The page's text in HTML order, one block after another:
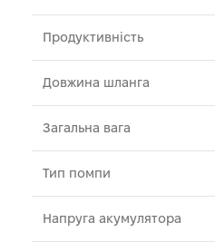
Продуктивність
Довжина шланга
Загальна вага
Тип помпи
Напруга акумулятора